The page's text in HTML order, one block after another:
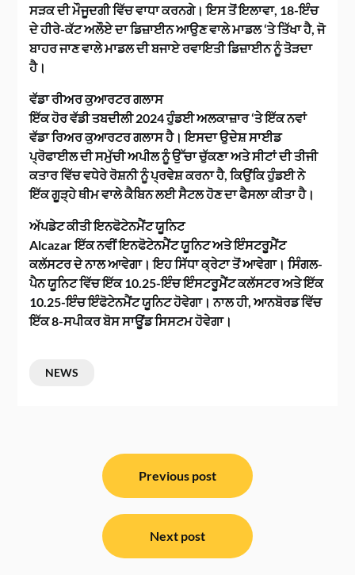
ਸੜਕ ਦੀ ਮੌਜੂਦਗੀ ਵਿੱਚ ਵਾਧਾ ਕਰਨਗੇ। ਇਸ ਤੋਂ ਇਲਾਵਾ, 18-ਇੰਚ
ਦੇ ਹੀਰੇ-ਕੱਟ ਅਲੌਏ ਦਾ ਡਿਜ਼ਾਈਨ ਆਉਣ ਵਾਲੇ ਮਾਡਲ ‘ਤੇ ਤਿੱਖਾ ਹੈ, ਜੋ
ਬਾਹਰ ਜਾਣ ਵਾਲੇ ਮਾਡਲ ਦੀ ਬਜਾਏ ਰਵਾਇਤੀ ਡਿਜ਼ਾਈਨ ਨੂੰ ਤੋੜਦਾ
ਹੈ।
ਵੱਡਾ ਰੀਅਰ ਕੁਆਰਟਰ ਗਲਾਸ
ਇੱਕ ਹੋਰ ਵੱਡੀ ਤਬਦੀਲੀ 2024 ਹੁੰਡਈ ਅਲਕਾਜ਼ਾਰ ‘ਤੇ ਇੱਕ ਨਵਾਂ
ਵੱਡਾ ਰਿਅਰ ਕੁਆਰਟਰ ਗਲਾਸ ਹੈ। ਇਸਦਾ ਉਦੇਸ਼ ਸਾਈਡ
ਪ੍ਰੋਫਾਈਲ ਦੀ ਸਮੁੱਚੀ ਅਪੀਲ ਨੂੰ ਉੱਚਾ ਚੁੱਕਣਾ ਅਤੇ ਸੀਟਾਂ ਦੀ ਤੀਜੀ
ਕਤਾਰ ਵਿੱਚ ਵਧੇਰੇ ਰੋਸ਼ਨੀ ਨੂੰ ਪ੍ਰਵੇਸ਼ ਕਰਨਾ ਹੈ, ਕਿਉਂਕਿ ਹੁੰਡਈ ਨੇ
ਇੱਕ ਗੂੜ੍ਹੇ ਥੀਮ ਵਾਲੇ ਕੈਬਿਨ ਲਈ ਸੈਟਲ ਹੋਣ ਦਾ ਫੈਸਲਾ ਕੀਤਾ ਹੈ।
ਅੱਪਡੇਟ ਕੀਤੀ ਇਨਫੋਟੇਨਮੈਂਟ ਯੂਨਿਟ
Alcazar ਇੱਕ ਨਵੀਂ ਇਨਫੋਟੇਨਮੈਂਟ ਯੂਨਿਟ ਅਤੇ ਇੰਸਟਰੂਮੈਂਟ
ਕਲੱਸਟਰ ਦੇ ਨਾਲ ਆਵੇਗਾ। ਇਹ ਸਿੱਧਾ ਕ੍ਰੇਟਾ ਤੋਂ ਆਵੇਗਾ। ਸਿੰਗਲ-
ਪੈਨ ਯੂਨਿਟ ਵਿੱਚ ਇੱਕ 10.25-ਇੰਚ ਇੰਸਟਰੂਮੈਂਟ ਕਲੱਸਟਰ ਅਤੇ ਇੱਕ
10.25-ਇੰਚ ਇੰਫੋਟੇਨਮੈਂਟ ਯੂਨਿਟ ਹੋਵੇਗਾ। ਨਾਲ ਹੀ, ਆਨਬੋਰਡ ਵਿੱਚ
ਇੱਕ 8-ਸਪੀਕਰ ਬੋਸ ਸਾਊਂਡ ਸਿਸਟਮ ਹੋਵੇਗਾ।
NEWS
Previous post
Next post